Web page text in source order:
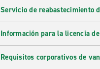
Servicio de reabastecimiento
Información para la licencia
Requisitos corporativos de